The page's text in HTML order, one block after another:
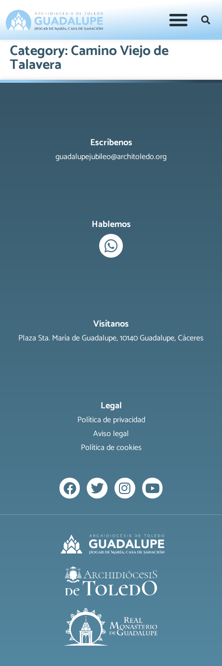
Category:Camino Viejo de
Talavera
Escríbenos
guadalupejubileo@architoledo.org
Hablemos
Visítanos
Plaza Sta. María de Guadalupe, 10140 Guadalupe, Cáceres
Legal
Política de privacidad
Aviso legal
Política de cookies